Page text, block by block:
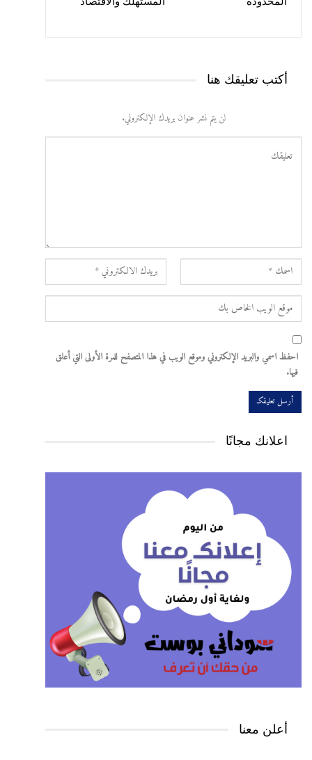
أكتب تعليقك هنا
لن يتم نشر عنوان بريدك الإلكتروني.
احفظ اسمي والبريد الإلكتروني وموقع الويب في هذا المتصفح للمرة الأولى التي أعلق
فيها.
اعلانك مجانًا
أعلن معنا